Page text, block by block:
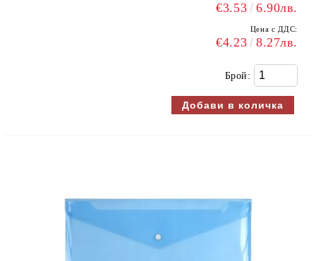
€3.53 6.90лв.
Цена с ДДС:
€4.23 8.27лв.
Брой: